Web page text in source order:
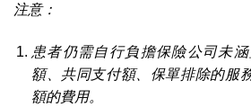
注意：
患者仍需自行負擔保險公司未
額、共同支付額、保單排除的服
額的費用。